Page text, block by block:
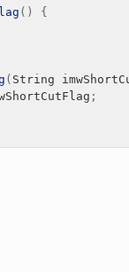
()
{
( String
;